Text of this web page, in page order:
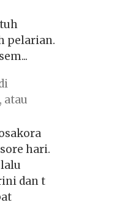
pelarian.
atau
hari.
dan t